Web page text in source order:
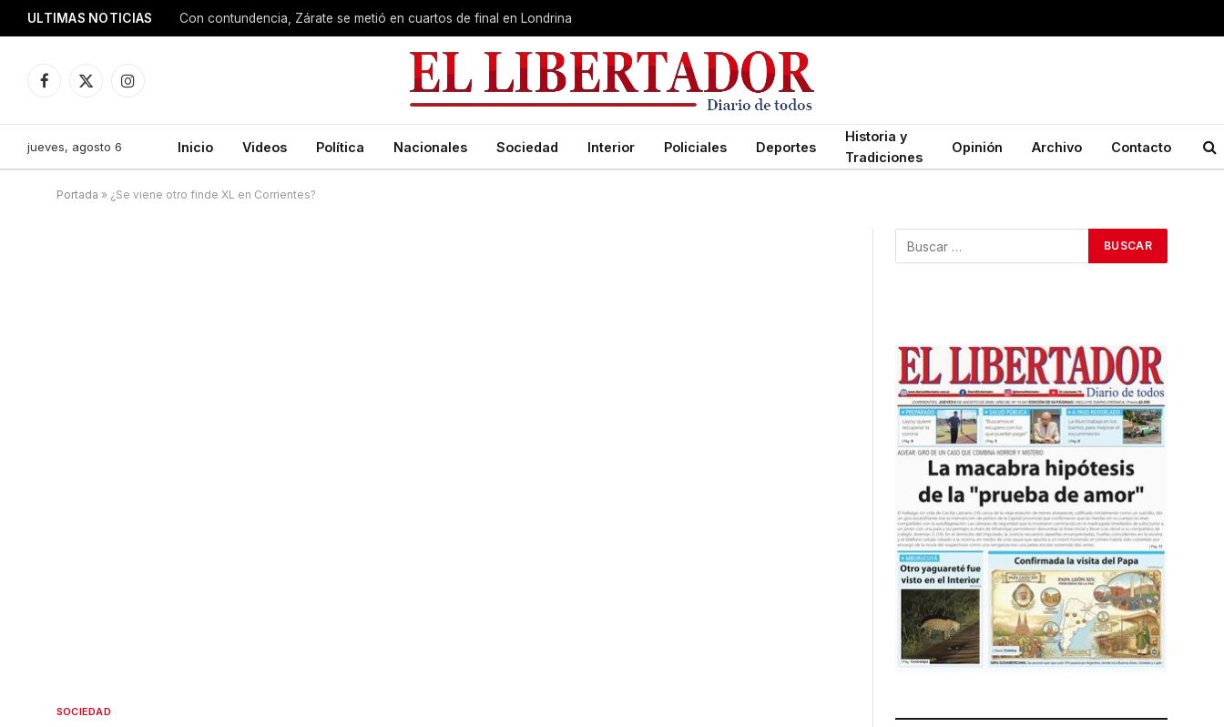
ULTIMAS NOTICIAS Con contundencia, Zárate se metió en cuartos de final en Londrina
Facebook
X
Instagram
jueves, agosto 6 Inicio Videos Política Nacionales Sociedad Interior Policiales Deportes
Historia y
Tradiciones
Opinión Archivo Contacto
Portada » ¿Se viene otro finde XL en Corrientes?
SOCIEDAD